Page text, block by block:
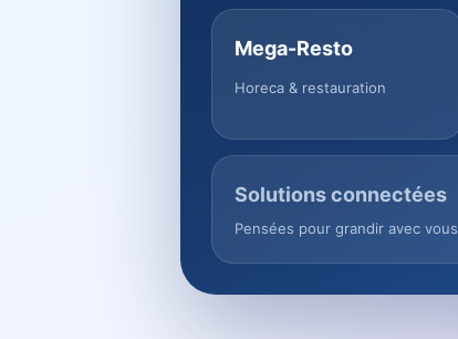
Mega-Resto
Horeca & restauration
Solutions connectées
Pensées pour grandir avec vous